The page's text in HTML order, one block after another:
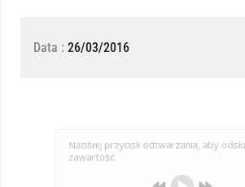
Data : 26/03/2016
zawartość